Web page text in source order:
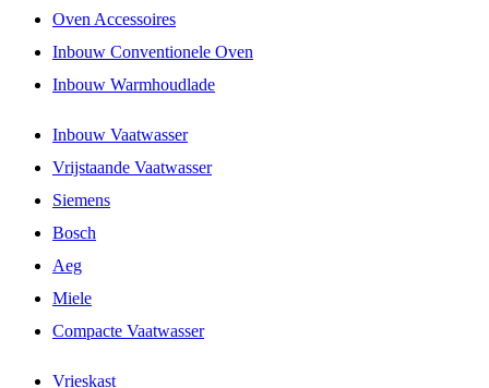
Oven Accessoires
Inbouw Conventionele Oven
Inbouw Warmhoudlade
Inbouw Vaatwasser
Vrijstaande Vaatwasser
Siemens
Bosch
Aeg
Miele
Compacte Vaatwasser
Vrieskast